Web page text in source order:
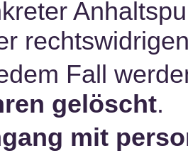
Fall
gelöscht.
mit